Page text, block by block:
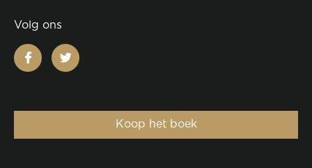
Volg ons
facebooktwitter
Koop het boek